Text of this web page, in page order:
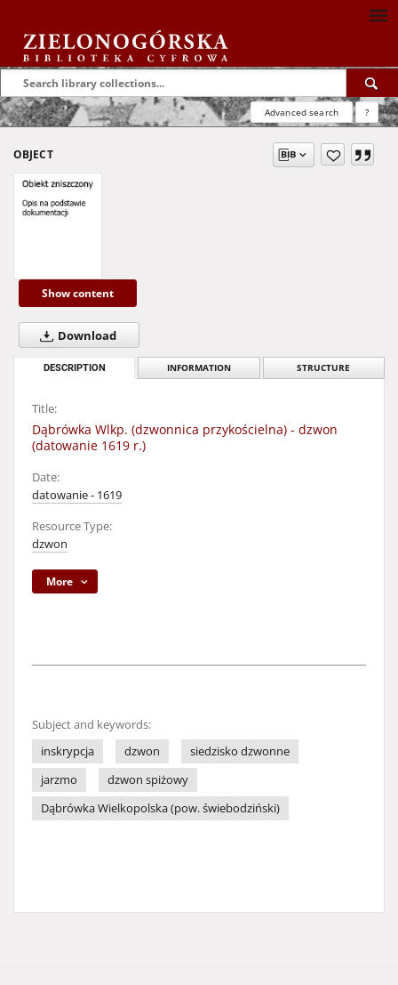
Advanced search ?
OBJECT
Show content
Download
DESCRIPTION INFORMATION STRUCTURE
Title:
Dąbrówka Wlkp. (dzwonnica przykościelna) - dzwon
(datowanie 1619 r.)
Date:
datowanie - 1619
Resource Type:
dzwon
More
Subject and keywords:
inskrypcja
dzwon
siedzisko dzwonne
jarzmo
dzwon spiżowy
Dąbrówka Wielkopolska (pow. świebodziński)